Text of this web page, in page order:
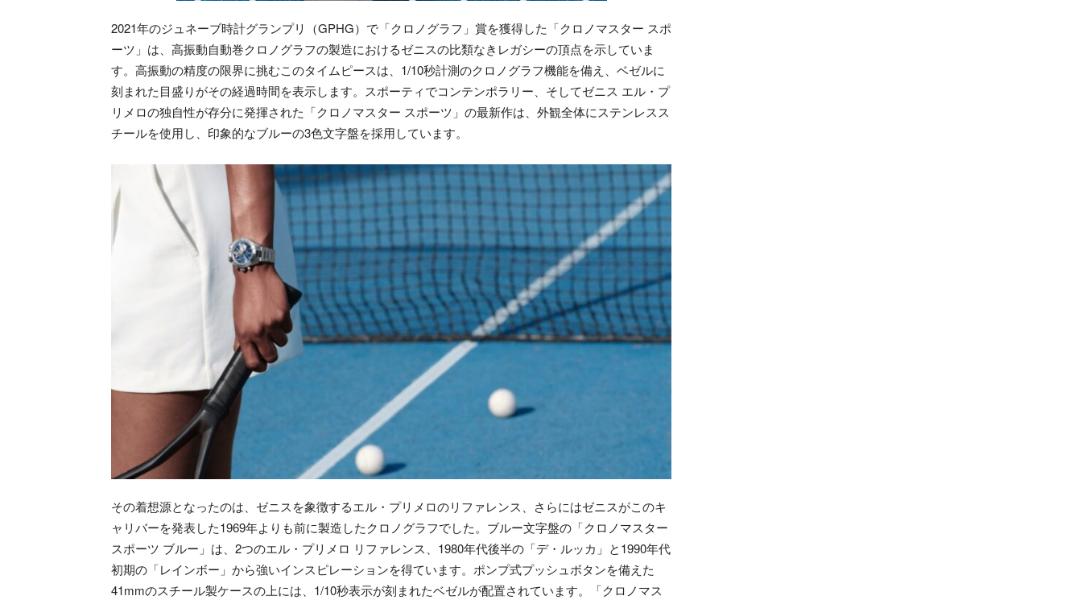
2021年のジュネーブ時計グランプリ（GPHG）で「クロノグラフ」賞を獲得した「クロノマスター スポ
ーツ」は、高振動自動巻クロノグラフの製造におけるゼニスの比類なきレガシーの頂点を示していま
す。高振動の精度の限界に挑むこのタイムピースは、1/10秒計測のクロノグラフ機能を備え、ベゼルに
刻まれた目盛りがその経過時間を表示します。スポーティでコンテンポラリー、そしてゼニス エル・プ
リメロの独自性が存分に発揮された「クロノマスター スポーツ」の最新作は、外観全体にステンレスス
チールを使用し、印象的なブルーの3色文字盤を採用しています。
その着想源となったのは、ゼニスを象徴するエル・プリメロのリファレンス、さらにはゼニスがこのキ
ャリバーを発表した1969年よりも前に製造したクロノグラフでした。ブルー文字盤の「クロノマスター
スポーツ ブルー」は、2つのエル・プリメロ リファレンス、1980年代後半の「デ・ルッカ」と1990年代
初期の「レインボー」から強いインスピレーションを得ています。ポンプ式プッシュボタンを備えた
41mmのスチール製ケースの上には、1/10秒表示が刻まれたベゼルが配置されています。「クロノマス